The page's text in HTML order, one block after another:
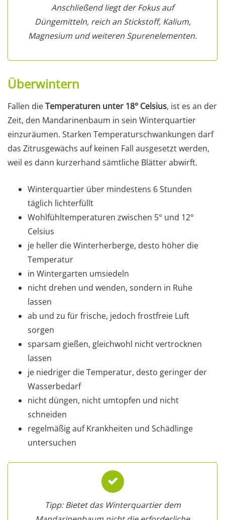
Anschließend liegt der Fokus auf
Düngemitteln, reich an Stickstoff, Kalium,
Magnesium und weiteren Spurenelementen.
Überwintern
Fallen dieTemperaturen unter 18° Celsius, ist es an der
Zeit, den Mandarinenbaum in sein Winterquartier
einzuräumen. Starken Temperaturschwankungen darf
das Zitrusgewächs auf keinen Fall ausgesetzt werden,
weil es dann kurzerhand sämtliche Blätter abwirft.
Winterquartier über mindestens 6 Stunden
täglich lichterfüllt
Wohlfühltemperaturen zwischen 5° und 12°
Celsius
je heller die Winterherberge, desto höher die
Temperatur
in Wintergarten umsiedeln
nicht drehen und wenden, sondern in Ruhe
lassen
ab und zu für frische, jedoch frostfreie Luft
sorgen
sparsam gießen, gleichwohl nicht vertrocknen
lassen
je niedriger die Temperatur, desto geringer der
Wasserbedarf
nicht düngen, nicht umtopfen und nicht
schneiden
regelmäßig auf Krankheiten und Schädlinge
untersuchen
Tipp: Bietet das Winterquartier dem